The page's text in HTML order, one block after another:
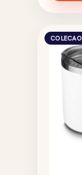
COLECAO